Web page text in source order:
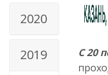
2020
2019 С 20